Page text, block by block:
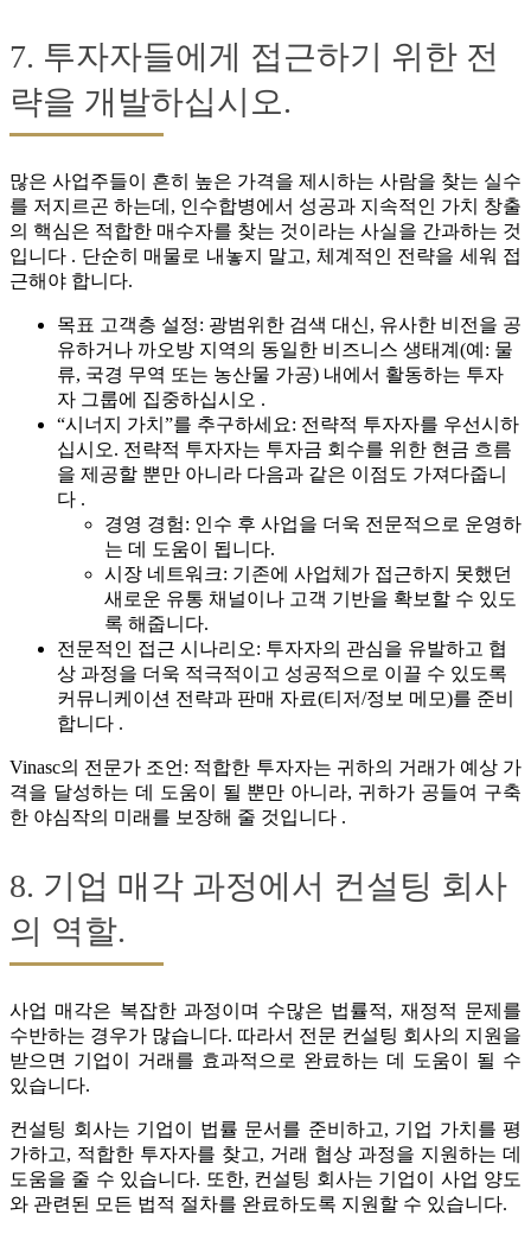
7. 투자자들에게 접근하기 위한 전
략을 개발하십시오.
많은 사업주들이 흔히 높은 가격을 제시하는 사람을 찾는 실수
를 저지르곤 하는데, 인수합병에서 성공과 지속적인 가치 창출
의 핵심은 적합한 매수자를 찾는 것이라는 사실을 간과하는 것
입니다 . 단순히 매물로 내놓지 말고, 체계적인 전략을 세워 접
근해야 합니다.
목표 고객층 설정: 광범위한 검색 대신, 유사한 비전을 공
유하거나 까오방 지역의 동일한 비즈니스 생태계(예: 물
류, 국경 무역 또는 농산물 가공) 내에서 활동하는 투자
자 그룹에 집중하십시오 .
“시너지 가치”를 추구하세요: 전략적 투자자를 우선시하
십시오. 전략적 투자자는 투자금 회수를 위한 현금 흐름
을 제공할 뿐만 아니라 다음과 같은 이점도 가져다줍니
다 .
경영 경험: 인수 후 사업을 더욱 전문적으로 운영하
는 데 도움이 됩니다.
시장 네트워크: 기존에 사업체가 접근하지 못했던
새로운 유통 채널이나 고객 기반을 확보할 수 있도
록 해줍니다.
전문적인 접근 시나리오: 투자자의 관심을 유발하고 협
상 과정을 더욱 적극적이고 성공적으로 이끌 수 있도록
커뮤니케이션 전략과 판매 자료(티저/정보 메모)를 준비
합니다 .
Vinasc의 전문가 조언: 적합한 투자자는 귀하의 거래가 예상 가
격을 달성하는 데 도움이 될 뿐만 아니라, 귀하가 공들여 구축
한 야심작의 미래를 보장해 줄 것입니다 .
8. 기업 매각 과정에서 컨설팅 회사
의 역할.
사업 매각은 복잡한 과정이며 수많은 법률적, 재정적 문제를
수반하는 경우가 많습니다. 따라서 전문 컨설팅 회사의 지원을
받으면 기업이 거래를 효과적으로 완료하는 데 도움이 될 수
있습니다.
컨설팅 회사는 기업이 법률 문서를 준비하고, 기업 가치를 평
가하고, 적합한 투자자를 찾고, 거래 협상 과정을 지원하는 데
도움을 줄 수 있습니다. 또한, 컨설팅 회사는 기업이 사업 양도
와 관련된 모든 법적 절차를 완료하도록 지원할 수 있습니다.